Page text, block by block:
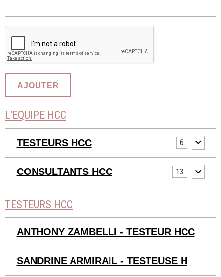
AJOUTER
L'EQUIPE HCC
TESTEURS HCC 6
CONSULTANTS HCC 13
TESTEURS HCC
ANTHONY ZAMBELLI - TESTEUR HCC
SANDRINE ARMIRAIL - TESTEUSE H